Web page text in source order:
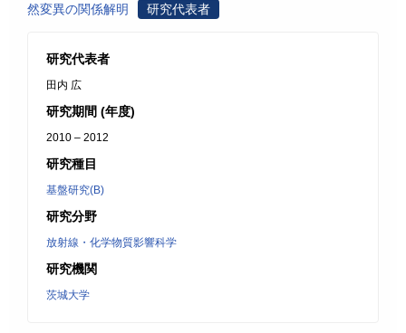
然変異の関係解明
研究代表者
研究代表者
田内 広
研究期間 (年度)
2010 – 2012
研究種目
基盤研究(B)
研究分野
放射線・化学物質影響科学
研究機関
茨城大学